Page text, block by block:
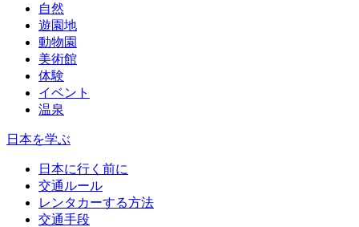
自然
遊園地
動物園
美術館
体験
イベント
温泉
日本を学ぶ
日本に行く前に
交通ルール
レンタカーする方法
交通手段